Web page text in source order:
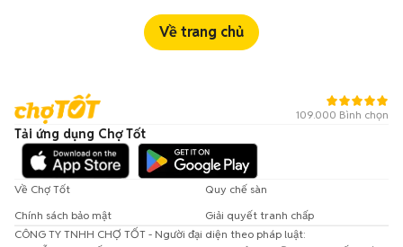
Về trang chủ
109.000 Bình chọn
Tải ứng dụng Chợ Tốt
Về Chợ Tốt
Quy chế sàn
Chính sách bảo mật
Giải quyết tranh chấp
CÔNG TY TNHH CHỢ TỐT - Người đại diện theo pháp luật: